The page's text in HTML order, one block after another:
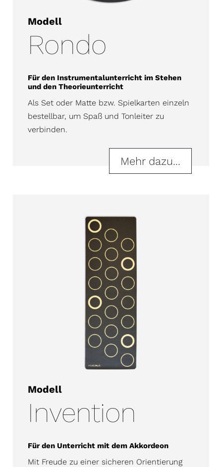
Modell
Rondo
Für den Instrumentalunterricht im Stehen
und den Theorieunterricht
Als Set oder Matte bzw. Spielkarten einzeln
bestellbar, um Spaß und Tonleiter zu
verbinden.
Mehr dazu...
Modell
Invention
Für den Unterricht mit dem Akkordeon
Mit Freude zu einer sicheren Orientierung